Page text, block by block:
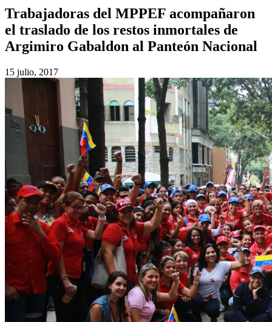
Trabajadoras del MPPEF acompañaron
el traslado de los restos inmortales de
Argimiro Gabaldon al Panteón Nacional
15 julio, 2017